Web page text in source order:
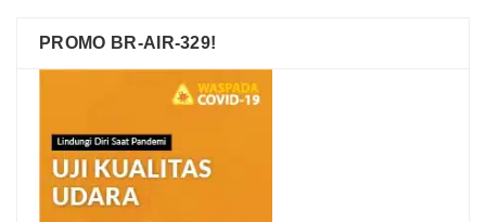
PROMO BR-AIR-329!